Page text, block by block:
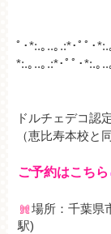
ﾟ･*:.｡..｡.:*･ﾟﾟ･
*:.｡..｡.:*･ﾟﾟ･*:.｡
ドルチェデコ
（恵比寿本校と
ご予約はこちら
場所：千葉県
駅)